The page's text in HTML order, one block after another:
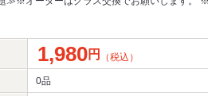
1,980円 （税込）
0品